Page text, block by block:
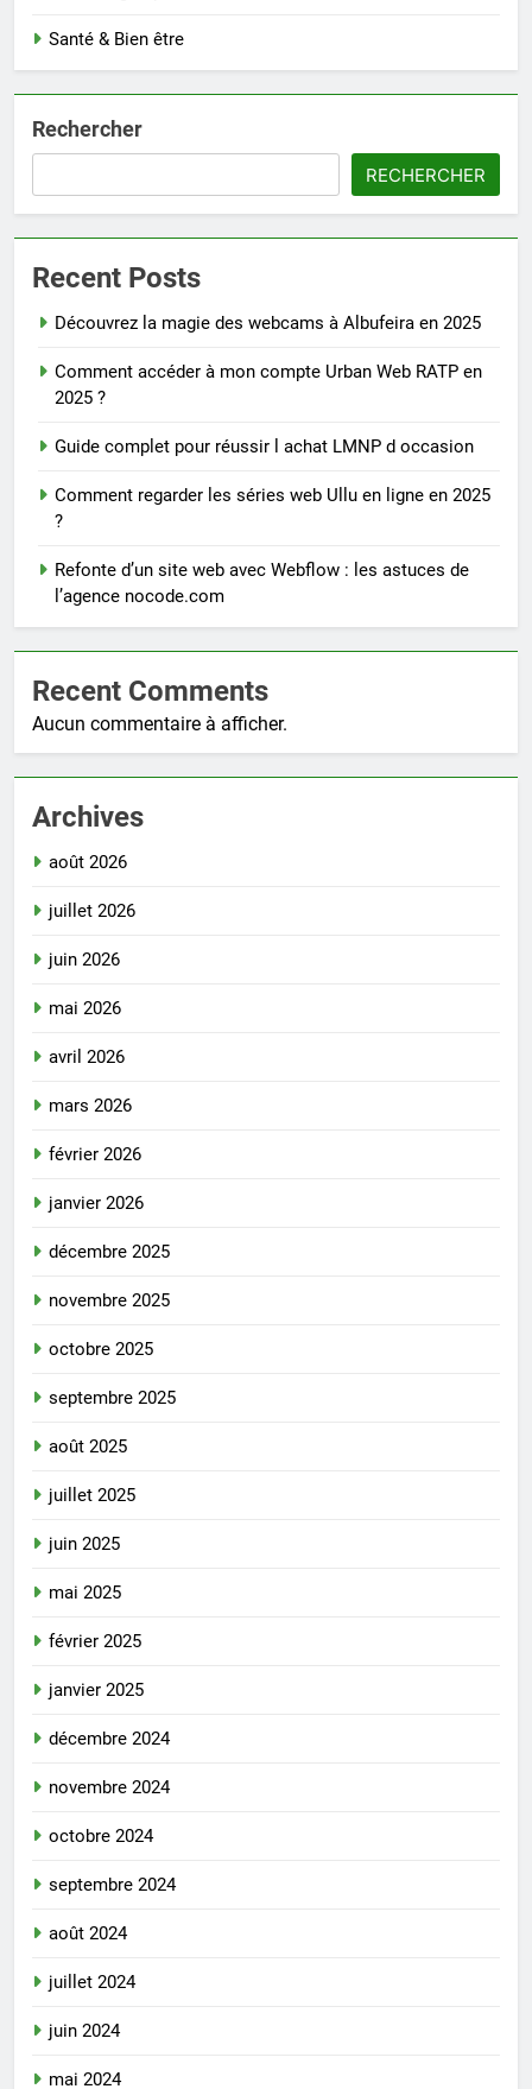
Santé & Bien être
Rechercher
RECHERCHER
Recent Posts
Découvrez la magie des webcams à Albufeira en 2025
Comment accéder à mon compte Urban Web RATP en
2025 ?
Guide complet pour réussir l achat LMNP d occasion
Comment regarder les séries web Ullu en ligne en 2025
?
Refonte d’un site web avec Webflow : les astuces de
l’agence nocode.com
Recent Comments
Aucun commentaire à afficher.
Archives
août 2026
juillet 2026
juin 2026
mai 2026
avril 2026
mars 2026
février 2026
janvier 2026
décembre 2025
novembre 2025
octobre 2025
septembre 2025
août 2025
juillet 2025
juin 2025
mai 2025
février 2025
janvier 2025
décembre 2024
novembre 2024
octobre 2024
septembre 2024
août 2024
juillet 2024
juin 2024
mai 2024